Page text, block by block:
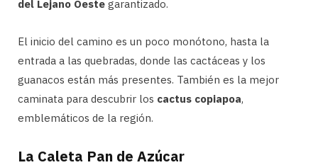
del Lejano Oeste garantizado.
El inicio del camino es un poco monótono, hasta la
entrada a las quebradas, donde las cactáceas y los
guanacos están más presentes. También es la mejor
caminata para descubrir los cactus copiapoa,
emblemáticos de la región.
La Caleta Pan de Azúcar